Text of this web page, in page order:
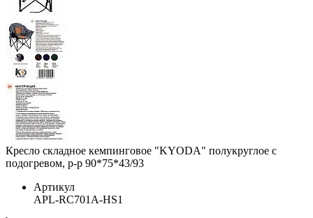
Кресло складное кемпинговое "KYODA" полукруглое с
подогревом, р-р 90*75*43/93
Артикул
APL-RC701A-HS1